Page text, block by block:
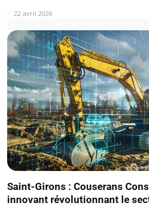
22 avril 2026
Saint-Girons : Couserans
innovant révolutionnant le